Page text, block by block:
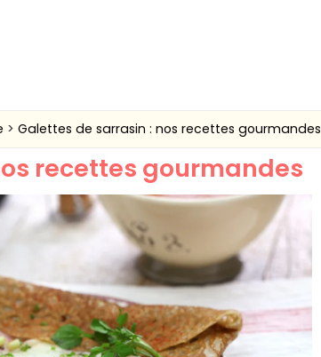
Galettes de sarrasin : nos recettes gourmandes
recettes gourmandes